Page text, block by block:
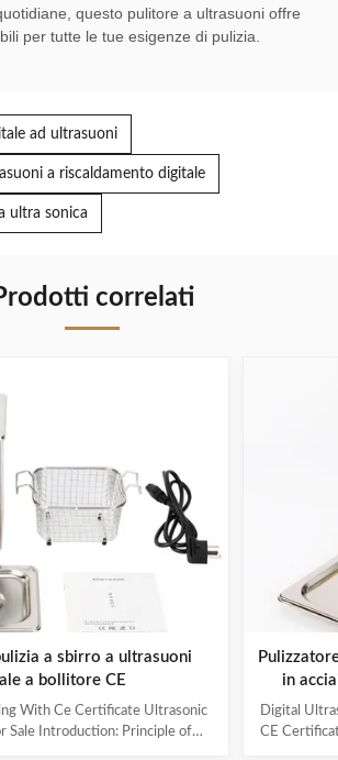
questo pulitore a ultrasuoni offre
per tutte le tue esigenze di pulizia.
ad ultrasuoni
a riscaldamento digitale
ultra sonica
correlati
a sbirro a ultrasuoni
a bollitore CE
With Ce Certificate Ultrasonic
Sale Introduction: Principle of
in
40KHz e
Digital
CE